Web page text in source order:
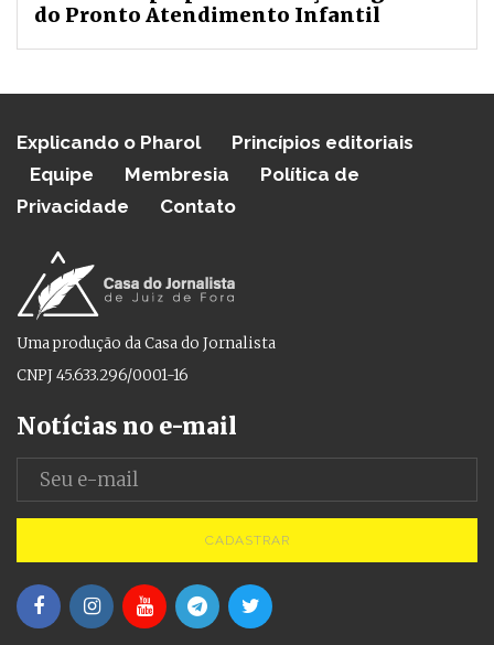
do Pronto Atendimento Infantil
Explicando o Pharol
Princípios editoriais
Equipe
Membresia
Política de
Privacidade
Contato
Uma produção da Casa do Jornalista
CNPJ 45.633.296/0001-16
Notícias no e-mail
CADASTRAR